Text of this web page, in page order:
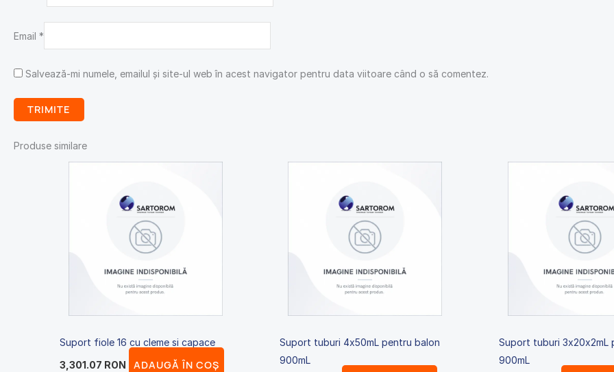
Email *
Salvează-mi numele, emailul și site-ul web în acest navigator pentru data viitoare când o să comentez.
Produse similare
Suport fiole 16 cu cleme si capace
3,301.07 RON ADAUGĂ ÎN COȘ
Suport tuburi 4x50mL pentru balon
900mL
Suport tuburi 3x20x2mL
900mL